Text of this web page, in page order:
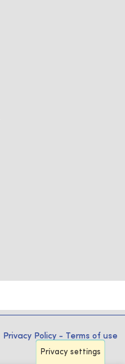
Privacy Policy - Terms of use
Privacy settings